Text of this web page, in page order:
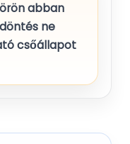
abban
ne
csőállapot